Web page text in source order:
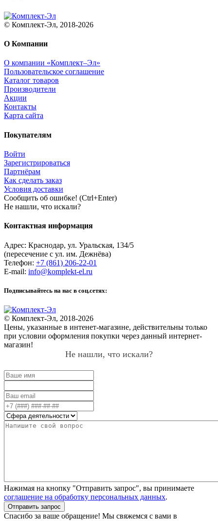
© Комплект-Эл, 2018-2026
О Компании
О компании «Комплект–Эл»
Пользовательское соглашение
Каталог товаров
Производители
Акции
Контакты
Карта сайта
Покупателям
Войти
Зарегистрироваться
Партнёрам
Как сделать заказ
Условия доставки
Сообщить об ошибке! (Ctrl+Enter)
Не нашли, что искали?
Контактная информация
Адрес: Краснодар, ул. Уральская, 134/5
(пересечение с ул. им. Дежнёва)
Телефон: +7 (861) 206-22-01
E-mail: info@komplekt-el.ru
Подписывайтесь на нас в соц.сетях:
© Комплект-Эл, 2018-2026
Цены, указанные в интенет-магазине, действительны только
при условии оформления покупки через данный интернет-
магазин!
Не нашли, что искали?
Нажимая на кнопку "Отправить запрос", вы принимаете
соглашение на обработку персональных данных.
Отправить запрос
Спасибо за ваше обращение! Мы свяжемся с вами в